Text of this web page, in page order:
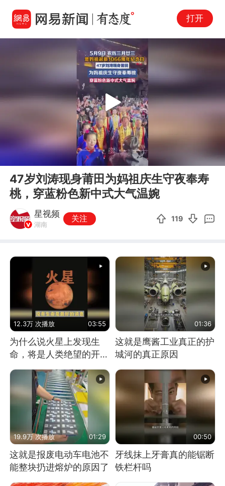
打开
Play
47岁刘涛现身莆田为妈祖庆生守夜奉寿
桃，穿蓝粉色新中式大气温婉
星视频
湖南
关注 119
12.3万 次播放 03:55
为什么说火星上发现生
命，将是人类绝望的开
始？
01:36
这就是鹰酱工业真正的护
城河的真正原因
19.9万 次播放 01:29
这就是报废电动车电池不
能整块扔进熔炉的原因了
00:50
牙线抹上牙膏真的能锯断
铁栏杆吗